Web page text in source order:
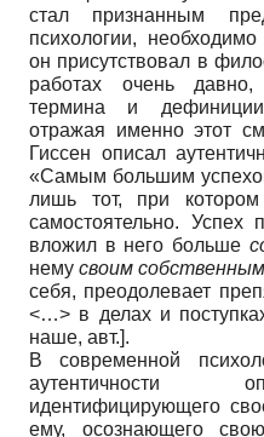
стал признанным
психологии,
он присутствовал в
работах очень давно,
термина и
отражая именно этот
Гиссен описал
«Самым большим
лишь тот, при
самостоятельно. Успех
вложил в него больше
нему своим
себя, преодолевает
<…> в делах и
наше, авт.].
В современной
аутентичности
идентифицирующего
ему, осознающего свою